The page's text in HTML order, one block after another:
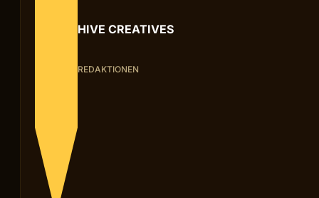
HIVE CREATIVES
REDAKTIONEN